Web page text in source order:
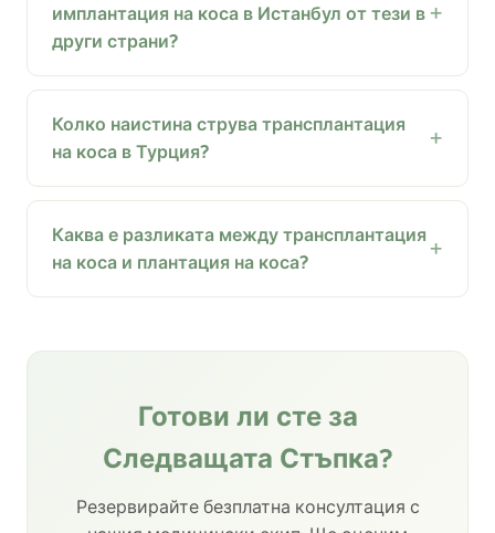
имплантация на коса в Истанбул от тези в
други страни?
Колко наистина струва трансплантация
на коса в Турция?
Каква е разликата между трансплантация
на коса и плантация на коса?
Готови ли сте за
Следващата Стъпка?
Резервирайте безплатна консултация с